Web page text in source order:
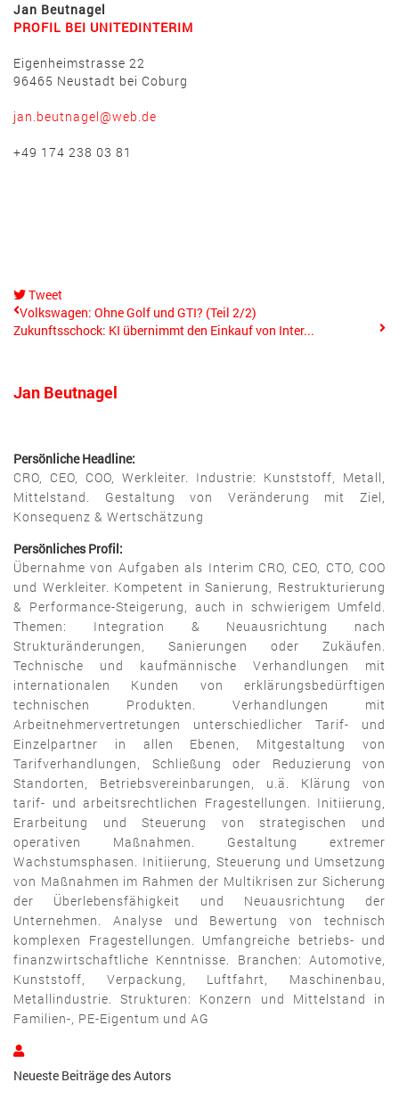
Jan Beutnagel
PROFIL BEI UNITEDINTERIM
Eigenheimstrasse 22
96465 Neustadt bei Coburg
jan.beutnagel@web.de
+49 174 238 03 81
Tweet
pinterest
Volkswagen: Ohne Golf und GTI? (Teil 2/2)
Zukunftsschock: KI übernimmt den Einkauf von Inter...
Jan Beutnagel
Persönliche Headline:
CRO, CEO, COO, Werkleiter. Industrie: Kunststoff, Metall,
Mittelstand. Gestaltung von Veränderung mit Ziel,
Konsequenz & Wertschätzung
Persönliches Profil:
Übernahme von Aufgaben als Interim CRO, CEO, CTO, COO
und Werkleiter. Kompetent in Sanierung, Restrukturierung
& Performance-Steigerung, auch in schwierigem Umfeld.
Themen: Integration & Neuausrichtung nach
Strukturänderungen, Sanierungen oder Zukäufen.
Technische und kaufmännische Verhandlungen mit
internationalen Kunden von erklärungsbedürftigen
technischen Produkten. Verhandlungen mit
Arbeitnehmervertretungen unterschiedlicher Tarif- und
Einzelpartner in allen Ebenen, Mitgestaltung von
Tarifverhandlungen, Schließung oder Reduzierung von
Standorten, Betriebsvereinbarungen, u.ä. Klärung von
tarif- und arbeitsrechtlichen Fragestellungen. Initiierung,
Erarbeitung und Steuerung von strategischen und
operativen Maßnahmen. Gestaltung extremer
Wachstumsphasen. Initiierung, Steuerung und Umsetzung
von Maßnahmen im Rahmen der Multikrisen zur Sicherung
der Überlebensfähigkeit und Neuausrichtung der
Unternehmen. Analyse und Bewertung von technisch
komplexen Fragestellungen. Umfangreiche betriebs- und
finanzwirtschaftliche Kenntnisse. Branchen: Automotive,
Kunststoff, Verpackung, Luftfahrt, Maschinenbau,
Metallindustrie. Strukturen: Konzern und Mittelstand in
Familien-, PE-Eigentum und AG
Jan
Beutnagel
Neueste Beiträge des Autors